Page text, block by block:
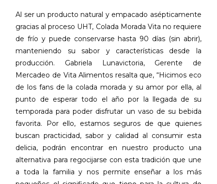
Al ser un producto natural y empacado asépticamente
gracias al proceso UHT, Colada Morada Vita no requiere
de frío y puede conservarse hasta 90 días (sin abrir),
manteniendo su sabor y características desde la
producción. Gabriela Lunavictoria, Gerente de
Mercadeo de Vita Alimentos resalta que, “Hicimos eco
de los fans de la colada morada y su amor por ella, al
punto de esperar todo el año por la llegada de su
temporada para poder disfrutar un vaso de su bebida
favorita. Por ello, estamos seguros de que quienes
buscan practicidad, sabor y calidad al consumir esta
delicia, podrán encontrar en nuestro producto una
alternativa para regocijarse con esta tradición que une
a toda la familia y nos permite enseñar a los más